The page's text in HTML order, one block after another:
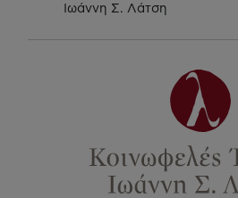
Ιωάννη Σ. Λάτση